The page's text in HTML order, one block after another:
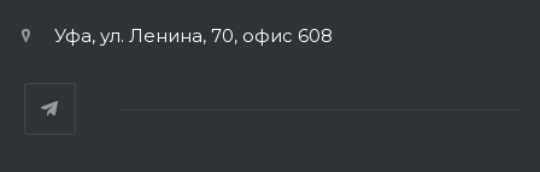
Уфа, ул. Ленина, 70, офис 608